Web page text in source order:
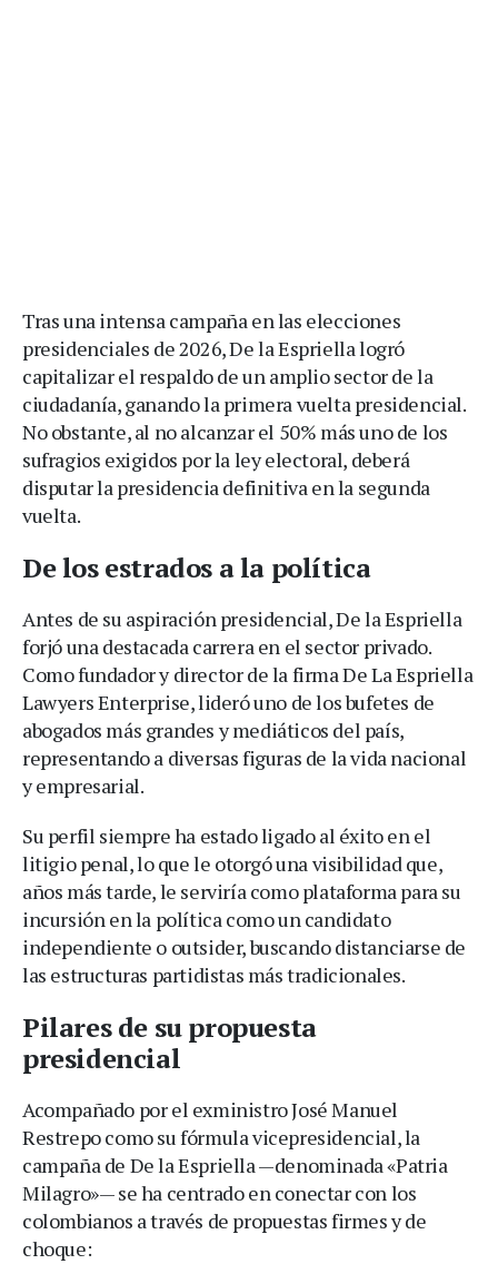
Tras una intensa campaña en las elecciones
presidenciales de 2026, De la Espriella logró
capitalizar el respaldo de un amplio sector de la
ciudadanía, ganando la primera vuelta presidencial.
No obstante, al no alcanzar el 50% más uno de los
sufragios exigidos por la ley electoral, deberá
disputar la presidencia definitiva en la segunda
vuelta.
De los estrados a la política
Antes de su aspiración presidencial, De la Espriella
forjó una destacada carrera en el sector privado.
Como fundador y director de la firma De La Espriella
Lawyers Enterprise, lideró uno de los bufetes de
abogados más grandes y mediáticos del país,
representando a diversas figuras de la vida nacional
y empresarial.
Su perfil siempre ha estado ligado al éxito en el
litigio penal, lo que le otorgó una visibilidad que,
años más tarde, le serviría como plataforma para su
incursión en la política como un candidato
independiente o outsider, buscando distanciarse de
las estructuras partidistas más tradicionales.
Pilares de su propuesta
presidencial
Acompañado por el exministro José Manuel
Restrepo como su fórmula vicepresidencial, la
campaña de De la Espriella —denominada «Patria
Milagro»— se ha centrado en conectar con los
colombianos a través de propuestas firmes y de
choque: